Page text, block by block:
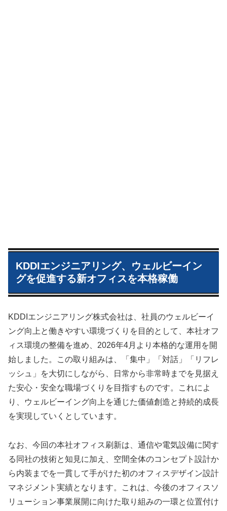
KDDIエンジニアリング、ウェルビーイン
グを促進する新オフィスを本格稼働
KDDIエンジニアリング株式会社は、社員のウェルビーイ
ング向上と働きやすい環境づくりを目的として、本社オフ
ィス環境の整備を進め、2026年4月より本格的な運用を開
始しました。この取り組みは、「集中」「対話」「リフレ
ッシュ」を大切にしながら、日常から非常時までを見据え
た安心・安全な職場づくりを目指すものです。これによ
り、ウェルビーイング向上を通じた価値創造と持続的成長
を実現していくとしています。
なお、今回の本社オフィス刷新は、通信や電気設備に関す
る同社の技術と知見に加え、空間全体のコンセプト設計か
ら内装までを一貫して手がけた初のオフィスデザイン設計
マネジメント実績となります。これは、今後のオフィスソ
リューション事業展開に向けた取り組みの一環と位置付け